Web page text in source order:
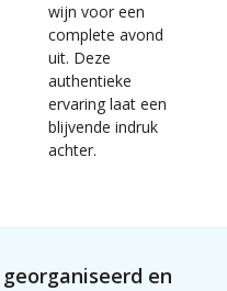
wijn voor een
complete avond
uit. Deze
authentieke
ervaring laat een
blijvende indruk
achter.
en